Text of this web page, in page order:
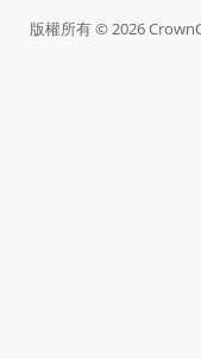
版權所有 © 2026